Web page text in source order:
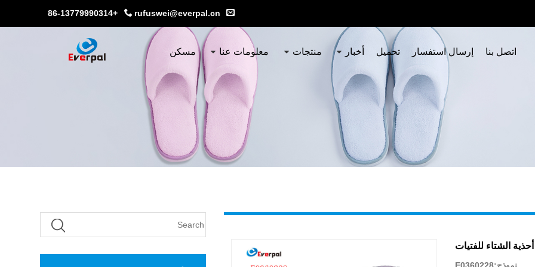
+86-13779990314 rufuswei@everpal.cn
مسكن معلومات عنا منتجات أخبار تحميل إرسال استفسار اتصل بنا
أحذية الشتاء للفتيات